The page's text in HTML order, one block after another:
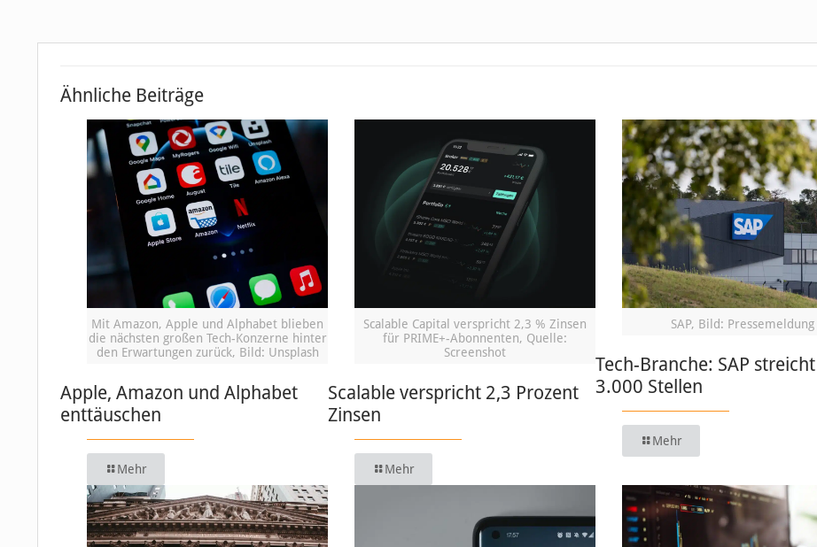
Ähnliche Beiträge
Mit Amazon, Apple und Alphabet blieben
die nächsten großen Tech-Konzerne hinter
den Erwartungen zurück, Bild: Unsplash
Apple, Amazon und Alphabet
enttäuschen
Mehr
Scalable Capital verspricht 2,3 % Zinsen
für PRIME+-Abonnenten, Quelle:
Screenshot
Scalable verspricht 2,3 Prozent
Zinsen
Mehr
SAP, Bild: Pressemeldung
Tech-Branche: SAP streicht
3.000 Stellen
Mehr